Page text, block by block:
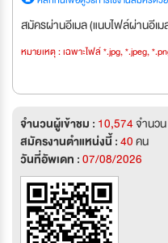
สมัครผ่านอีเมล (แนบไฟล์ผ่านอีเ
หมายเหตุ : เฉพาะไฟล์ *.jpg, *.jpeg,
จำนวนผู้เข้าชม : 10,574จำนวน
สมัครงานตำแหน่งนี้ :40คน
วันที่อัพเดท :07/08/2026